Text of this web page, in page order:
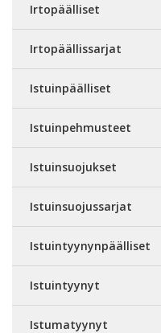
Irtopäälliset
Irtopäällissarjat
Istuinpäälliset
Istuinpehmusteet
Istuinsuojukset
Istuinsuojussarjat
Istuintyynynpäälliset
Istuintyynyt
Istumatyynyt